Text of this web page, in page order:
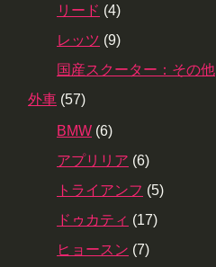
リード (4)
レッツ (9)
国産スクーター：その他
外車 (57)
BMW (6)
アプリリア (6)
トライアンフ (5)
ドゥカティ (17)
ヒョースン (7)